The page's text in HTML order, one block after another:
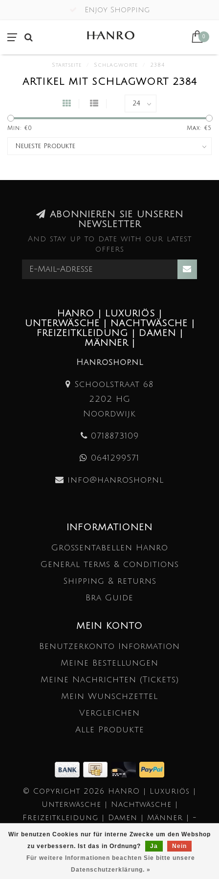
Enjoy Shopping
0
Startseite Schlagworte 2384
ARTIKEL MIT SCHLAGWORT 2384
Min: €0 Max: €5
Wir benutzen Cookies nur für interne Zwecke um den Webshop
zu verbessern. Ist das in Ordnung?
Ja
Nein
Für weitere Informationen beachten Sie bitte unsere
Datenschutzerklärung. »
ABONNIEREN SIE UNSEREN
NEWSLETTER
And stay up to date with our latest
offers
HANRO | LUXURIÖS |
UNTERWÄSCHE | NACHTWÄSCHE |
FREIZEITKLEIDUNG | DAMEN |
MÄNNER |
Hanroshop.nl
Schoolstraat 68
2202 HG
Noordwijk
0718873109
0641299571
info@hanroshop.nl
INFORMATIONEN
Größentabellen Hanro
General terms & conditions
Shipping & returns
Bra Guide
MEIN KONTO
Benutzerkonto Information
Meine Bestellungen
Meine Nachrichten (Tickets)
Mein Wunschzettel
Vergleichen
Alle Produkte
© Copyright 2026 HANRO | Luxuriös |
Unterwäsche | Nachtwäsche |
Freizeitkleidung | Damen | Männer | -
Powered by
Lightspeed
- Theme by
Dyvelopment